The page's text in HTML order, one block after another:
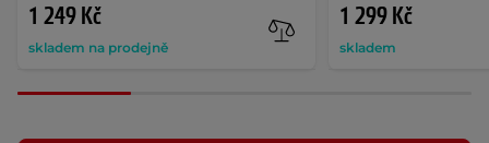
1 249 Kč
skladem na prodejně
1 299 Kč
skladem